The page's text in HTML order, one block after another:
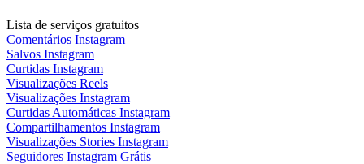
Lista de serviços gratuitos
Comentários Instagram
Salvos Instagram
Curtidas Instagram
Visualizações Reels
Visualizações Instagram
Curtidas Automáticas Instagram
Compartilhamentos Instagram
Visualizações Stories Instagram
Seguidores Instagram Grátis